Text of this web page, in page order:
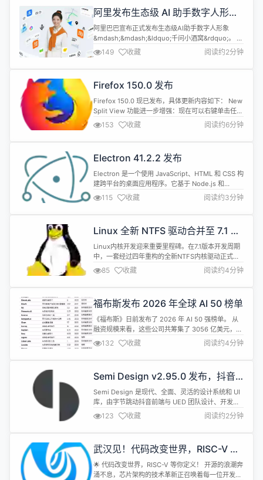
&ldquo;信号系统&rdquo;,负责告诉各个器官什么...
阿里发布生态级 AI 助手数字人形象
“千问小酒窝”
阿里巴巴宣布正式发布生态级AI助手数字人形象
&mdash;&mdash;&ldquo;千问小酒窝&rdquo;。 公
告称，在千问 App中找到&ldquo;小酒窝&rdquo;，
不论做规划、解难题，还是订餐、买票、打车，都能
在简单对话中完成。接下来，千问&ldquo;小酒窝
节以来，千问App陆续接入淘宝、...
149 收藏 阅读约2分钟
Firefox 150.0 发布
Firefox 150.0 现已发布，具体更新内容如下： New
Split View 功能进一步增强：现在可以右键单击任何
链接，然后选择&ldquo;Open Link in Split
View&rdquo;，即可将其与当前标签页并排打开。此
外，还可以在创建分屏视图时搜索已打开的标签页，
项快速调...
153 收藏 阅读约6分钟
Electron 41.2.2 发布
Electron 是一个使用 JavaScript、HTML 和 CSS 构
建跨平台的桌面应用程序。它基于 Node.js 和
Chromium，被 Atom 编辑器和许多其他应用程序使
用。Electron 兼容 Mac、Windows 和 Linux，可
以构建出三个平台的应用程序。 Electron v41.2.2
115 收藏 阅读约3分钟
Linux 全新 NTFS 驱动合并至 7.1 主
线内核，Linus 称之为“NTFS重生”
Linux内核开发迎来重要里程碑。在7.1版本开发周期
中，一套经过四年重构的全新NTFS内核驱动正式合
入主线，被Linux之父Linus Torvalds形容为
&quot;ntfs resurrection&quot;（NTFS重生）。这
一进展标志着Linux对Windows主流文件系统的支持
系统，长期以...
85 收藏 阅读约4分钟
福布斯发布 2026 年全球 AI 50 榜单
《福布斯》日前发布了 2026 年 AI 50 强榜单。 从
融资规模来看，这些公司共筹集了 3056 亿美元，其
中 AI 巨头 OpenAI 和 Anthropic 累计融资2426亿
美元，约占今年AI 50上榜企业总融资额3056亿美元
的80%。 截至2月底，OpenAI年化收入据称超250
300亿美元...
132 收藏 阅读约4分钟
Semi Design v2.95.0 发布，抖音
企业级 UI 库
Semi Design 是现代、全面、灵活的设计系统和 UI
库，由字节跳动抖音前端与 UED 团队设计、开发并
维护，是一款包含设计语言、React 组件、主题等开
箱即用的中后台解决方案，可用于快速搭建美观的
React 应用。 Semi Design v2.95.0 已发布，此版
TextArea 组...
123 收藏 阅读约2分钟
武汉见！代码改变世界，RISC-V 等
你定义！ | RISC-V Meetup 报名开
启
🌟 代码改变世界，RISC-V 等你定义！ 开源的浪潮奔
涌不息，芯片架构的技术革新正召唤着每一位开发者